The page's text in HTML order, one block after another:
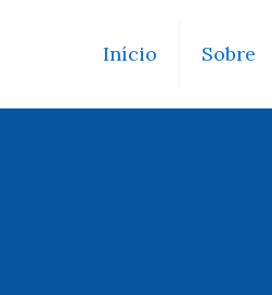
Início Sobre